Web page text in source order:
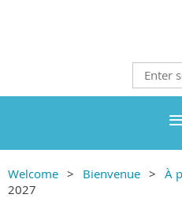
Welcome Bienvenue À
2027